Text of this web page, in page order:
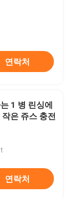
연락처
1 병 린싱에
은 쥬스 충전
연락처